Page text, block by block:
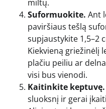
miltų.
Suformuokite. Ant
paviršiaus tešlą
supjaustykite 1,5–2
Kiekvieną griežinėlį
plačiu peiliu ar
visi bus vienodi.
Kaitinkite keptuvę.
sluoksnį ir gerai